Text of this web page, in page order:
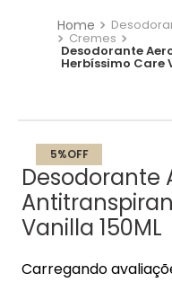
Cremes
Desodorante
Herbíssimo Care
5%OFF
Desodorante
Vanilla 150ML
Carregando